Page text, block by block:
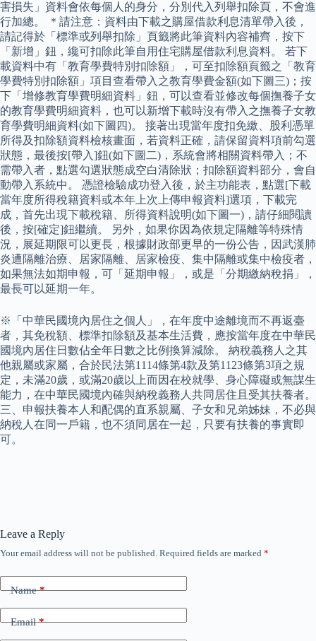
害損失」資料會依每個人的身分，分別代入列舉扣除頁，不會進
行加總。 ＊請注意：資料由下載之購屋借款利息清單帶入後，
請記得於「標準或列舉扣除」頁籤將此筆資料內容補齊，按下
「新增」鈕，纔可扣除此筆自用住宅購屋借款利息資料。 若下
載資料中有「教育學費特別扣除額」，可至扣除額頁籤之「教育
學費特別扣除額」項目查看帶入之教育學費金額(如下圖三)；按
下「增修教育學費明細資料」鈕，可以查看並修改每個撫養子女
的教育學費明細資料，也可以新增下載時沒有帶入之撫養子女教
育學費明細資料(如下圖四)。 接著出現當年度扣免繳、股利憑單
所得及扣除額資料檢核畫面，若資料正確，請保留資料項前勾選
狀態，最後按[帶入]鈕(如下圖二)，系統會將相關資料帶入；不
需帶入者，點選勾選狀態成空白清除狀；扣除額資料部分，會自
動帶入系統中。 憑證檢驗成功登入後，於主功能表，點選[下載
當年度所得稅籍資料或本年上次上傳申報資料]選項，下載完
成，首先出現下載稅籍、所得資料說明(如下圖一)，請仔細閱讀
後，按[確定]鈕繼續。 另外，如果你因為依規定隔離等特殊情
況，展延期限可以更長，根據財政部更早的一份公告，因武漢肺
炎遭隔離治療、居家隔離、居家檢疫、集中隔離或集中檢疫者，
如果無法如期申報，可「延期申報」，或是「分期繳納稅捐」，
最長可以延期一年。
※「中華民國境內居住之個人」，在年度中途離境而不再返臺
者，其免稅額、標準扣除額及基本生活費，應按當年度在中華民
國境內居住日數佔全年日數之比例換算減除。 納稅義務人之其
他親屬或家屬，合於民法第1114條第4款及第1123條第3項之規
定，未滿20歲，或滿20歲以上而因在校就學、身心障礙或無謀生
能力，在中華民國境內確與納稅義務人共同居住且受其扶養者。
三、申報扶養本人和配偶的直系親屬、子女和兄弟姊妹，不必與
納稅人在同一戶籍，也不須同居在一起，只要有扶養的事實即
可。
Leave a Reply
Your email address will not be published. Required fields are marked *
Name*
Email*